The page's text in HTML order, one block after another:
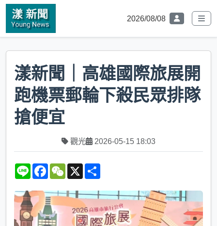
2026/08/08
漾新聞｜高雄國際旅展開
跑機票郵輪下殺民眾排隊
搶便宜
觀光 2026-05-15 18:03
L
e
F
e
b
o
o
k
W
h
a
t
X
r
e